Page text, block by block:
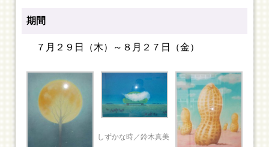
期間
７月２９日（木）～８月２７日（金）
しずかな時／鈴木真美